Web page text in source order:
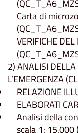
Carta di
VERIFICHE
2) ANALISI
L’EMERGENZA
RELAZIONE
ELABORATI
Analisi della
scala 1: 15.000